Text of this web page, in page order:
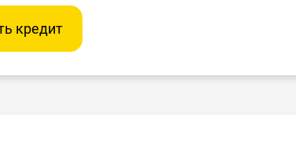
кредит